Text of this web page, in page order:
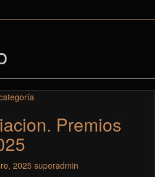
Premios
2025 superadmin